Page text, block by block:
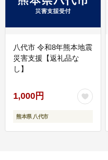
八代市 令和8年熊本地震
災害支援【返礼品な
し】
1,000円
熊本県 八代市